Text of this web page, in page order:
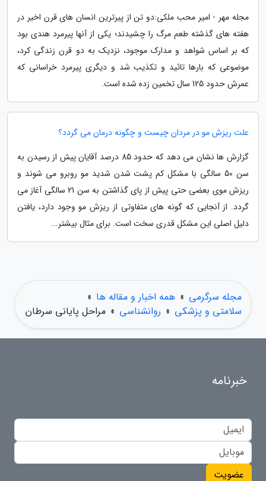
مجله مهر - امیر محب ملکی:دو تن از پیرترین انسان های قرن اخیر در
هفته های گذشته طعم مرگ را چشیدند؛ یکی از آنها پیرمرد هندی بود
که بر اساس شواهد و مدارک موجود، نزدیک به دو قرن زندگی کرد،
موضوعی که بارها تائید و تکذیب شد و دیگری پیرمرد خراسانی که
عمرش حدود 125 سال تخمین زده شده است.
علت ریزش مو در مردان چیست و چگونه درمان می گردد؟
گزارش ها نشان می دهد که حدود 85 درصد آقایان پیش از رسیدن به
سن 50 سالگی با مشکل کم پشت شدن شدید مو روبرو می شوند و
ریزش موی بعضی حتی پیش از پای گذاشتن به سن 21 سالگی آغاز می
گردد. از آنجایی که گونه های متفاوتی از ریزش مو وجود دارد، یافتن
دلیل اصلی این مشکل قدری سخت است. برای مثال بیشتر...
مجله سرگرمی » همه اخبار و مقاله ها »
سلامتی و پزشکی » روانشناسی » مراحل پایانی سرطان
خبرنامه
عضویت